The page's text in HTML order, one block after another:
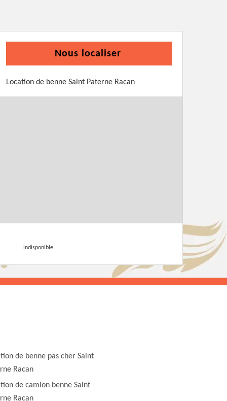
Nous localiser
Location de benne Saint Paterne Racan
indisponible
de benne pas cher Saint
Racan
de camion benne Saint
Racan